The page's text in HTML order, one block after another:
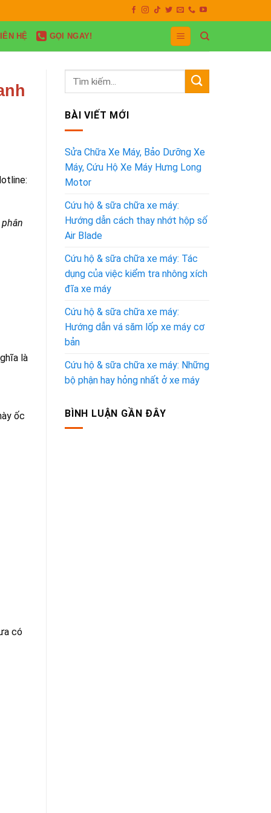
HỆ GỌI NGAY!
là
ốc
có
BÀI VIẾT MỚI
Sửa Chữa Xe Máy, Bảo Dưỡng Xe
Máy, Cứu Hộ Xe Máy Hưng Long
Motor
Cứu hộ & sữa chữa xe máy:
Hướng dẫn cách thay nhớt hộp số
Air Blade
Cứu hộ & sữa chữa xe máy: Tác
dụng của việc kiểm tra nhông xích
đĩa xe máy
Cứu hộ & sữa chữa xe máy:
Hướng dẫn vá săm lốp xe máy cơ
bản
Cứu hộ & sữa chữa xe máy: Những
bộ phận hay hỏng nhất ở xe máy
BÌNH LUẬN GẦN ĐÂY